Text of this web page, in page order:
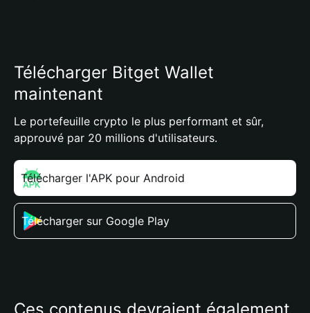
Télécharger Bitget Wallet
maintenant
Le portefeuille crypto le plus performant et sûr,
approuvé par 20 millions d'utilisateurs.
Télécharger l'APK pour Android
Télécharger sur Google Play